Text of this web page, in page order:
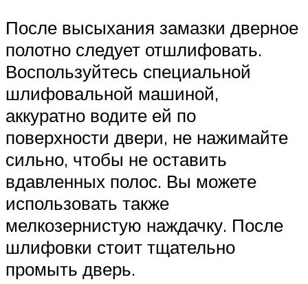
После высыхания замазки дверное
полотно следует отшлифовать.
Воспользуйтесь специальной
шлифовальной машиной,
аккуратно водите ей по
поверхности двери, не нажимайте
сильно, чтобы не оставить
вдавленных полос. Вы можете
использовать также
мелкозернистую наждачку. После
шлифовки стоит тщательно
промыть дверь.